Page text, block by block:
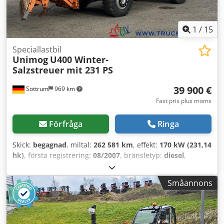
trumbroms | Bladfjädring | Driftspänning 12V |
Spindelparkeringsbroms | Med reservation för
felskrivningar, inmatningsfel och mellanförsäljning.
Cjdpfeu R D Sdjx Ap Ijrf
1 / 15
Sottrum 969 km
Speciallastbil
Unimog U400 Winter-
Salzstreuer mit 231 PS
39 900 €
Fast pris plus moms
Förfråga Ringa
Skick: begagnad, miltal: 262 581 km, effekt: 170 kW (231,14
hk), första registrering: 08/2007, bränsletyp: diesel,
, maximal lastvikt:
11 990 kg, axelkonfiguration:4x4, hjulbas:3 600 mm,
bromsar: motorbroms, färg:orange, förarhytt:dagskåp,
växeltyp:mekanisk, emissionsklass:Euro 4, fjädring:stål,
antal säten:2, Utrustning:ABS, differentialspärr,
fyrhjulsdrift, färddator, hytt, luftkonditionering,
Småannons